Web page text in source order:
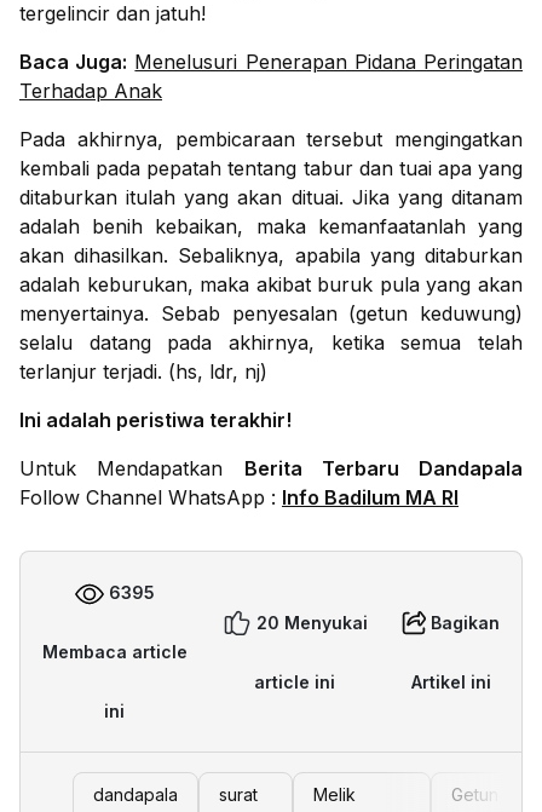
tergelincir dan jatuh!
Baca Juga: Menelusuri Penerapan Pidana Peringatan
Terhadap Anak
Pada akhirnya, pembicaraan tersebut mengingatkan
kembali pada pepatah tentang tabur dan tuai apa yang
ditaburkan itulah yang akan dituai. Jika yang ditanam
adalah benih kebaikan, maka kemanfaatanlah yang
akan dihasilkan. Sebaliknya, apabila yang ditaburkan
adalah keburukan, maka akibat buruk pula yang akan
menyertainya. Sebab penyesalan (getun keduwung)
selalu datang pada akhirnya, ketika semua telah
terlanjur terjadi. (hs, ldr, nj)
Ini adalah peristiwa terakhir!
Untuk Mendapatkan Berita Terbaru Dandapala
Follow Channel WhatsApp : Info Badilum MA RI
6395
Membaca article
ini
20 Menyukai
article ini
Bagikan
Artikel ini
dandapala
surat
Melik
Getun